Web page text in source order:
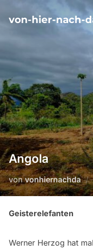
Inhaltvon-hier-nach-
Angola
vonvonhiernachda
Geisterelefanten
Werner Herzog hat